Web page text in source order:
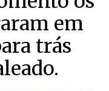
em
trás